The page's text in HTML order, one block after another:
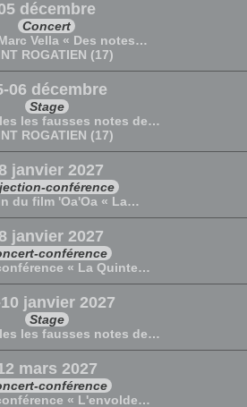
décembre
Concert
Vella « Des notes…
ROGATIEN (17)
06 décembre
Stage
les fausses notes de…
ROGATIEN (17)
janvier 2027
conférence
du film 'Oa'Oa « La…
janvier 2027
conférence
« La Quinte…
janvier 2027
Stage
les fausses notes de…
mars 2027
conférence
« L'envolde…